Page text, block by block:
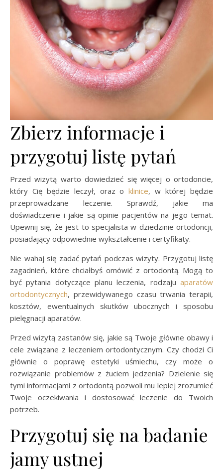
Zbierz informacje i
przygotuj listę pytań
Przed wizytą warto dowiedzieć się więcej o ortodoncie,
który Cię będzie leczył, oraz oklinice, w której będzie
przeprowadzane leczenie. Sprawdź, jakie ma
doświadczenie i jakie są opinie pacjentów na jego temat.
Upewnij się, że jest to specjalista w dziedzinie ortodoncji,
posiadający odpowiednie wykształcenie i certyfikaty.
Nie wahaj się zadać pytań podczas wizyty. Przygotuj listę
zagadnień, które chciałbyś omówić z ortodontą. Mogą to
być pytania dotyczące planu leczenia, rodzaju aparatów
ortodontycznych, przewidywanego czasu trwania terapii,
kosztów, ewentualnych skutków ubocznych i sposobu
pielęgnacji aparatów.
Przed wizytą zastanów się, jakie są Twoje główne obawy i
cele związane z leczeniem ortodontycznym. Czy chodzi Ci
głównie o poprawę estetyki uśmiechu, czy może o
rozwiązanie problemów z żuciem jedzenia? Dzielenie się
tymi informacjami z ortodontą pozwoli mu lepiej zrozumieć
Twoje oczekiwania i dostosować leczenie do Twoich
potrzeb.
Przygotuj się na badanie
jamy ustnej